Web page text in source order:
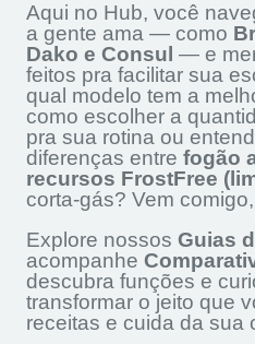
Aqui no Hub, você
a gente ama — como
Dako e Consul — e
feitos pra facilitar sua
qual modelo tem a
como escolher a
pra sua rotina ou
diferenças entre fogão
recursos FrostFree
corta-gás? Vem
Explore nossos Guias
acompanhe
descubra funções e
transformar o jeito que
receitas e cuida da sua